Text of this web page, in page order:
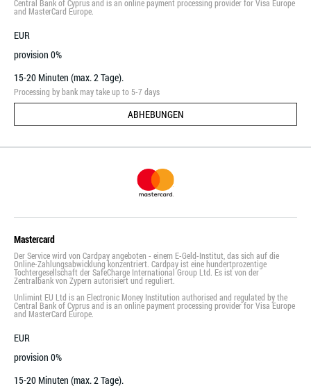
Central Bank of Cyprus and is an online payment processing provider for Visa Europe
and MasterCard Europe.
EUR
provision 0%
15-20 Minuten (max. 2 Tage).
Processing by bank may take up to 5-7 days
ABHEBUNGEN
Mastercard
Der Service wird von Cardpay angeboten - einem E-Geld-Institut, das sich auf die
Online-Zahlungsabwicklung konzentriert. Cardpay ist eine hundertprozentige
Tochtergesellschaft der SafeCharge International Group Ltd. Es ist von der
Zentralbank von Zypern autorisiert und reguliert.
Unlimint EU Ltd is an Electronic Money Institution authorised and regulated by the
Central Bank of Cyprus and is an online payment processing provider for Visa Europe
and MasterCard Europe.
EUR
provision 0%
15-20 Minuten (max. 2 Tage).